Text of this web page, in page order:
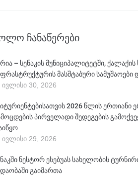
ᲩᲐᲜᲐᲬᲔᲠᲔᲑᲘ
– სენაკის მუნიციპალიტეტში, ქალაქის
მასშტაბური სამუშაოები
ივლისი 30, 2026
2026 წლის ერთიანი
პირველადი შედეგების
ივლისი 29, 2026
ნესტორ ესებუას სახელობის
გაიმართა